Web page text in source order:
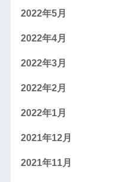
2022年5月
2022年4月
2022年3月
2022年2月
2022年1月
2021年12月
2021年11月